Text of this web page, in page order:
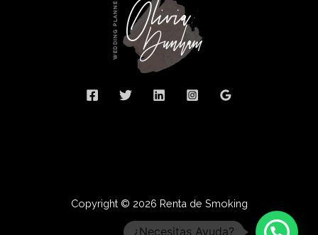
Copyright © 2026 Renta de Smoking
¿Necesitas Ayuda?